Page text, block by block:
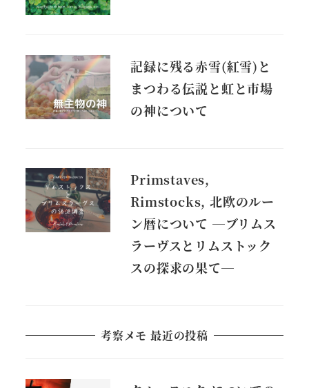
記録に残る赤雪(紅雪)と
まつわる伝説と虹と市場
の神について
Primstaves,
Rimstocks, 北欧のルー
ン暦について ―ブリムス
ラーヴスとリムストック
スの探求の果て―
考察メモ 最近の投稿